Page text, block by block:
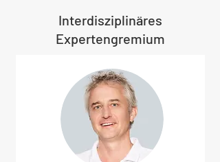
Interdisziplinäres
Expertengremium